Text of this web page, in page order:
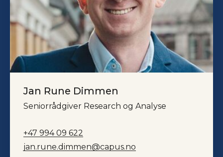
Jan Rune Dimmen
Seniorrådgiver Research og Analyse
+47 994 09 622
jan.rune.dimmen@capus.no